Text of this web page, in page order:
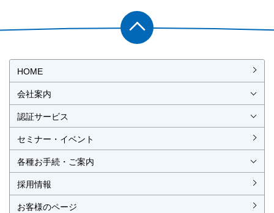
HOME
会社案内
認証サービス
ISO認証（マネジメントシステム）
ISO 9001 （品質）
ISO 14001（環境）
ISO 55001（アセット）
ISO 45001（労働安全衛生）
ISO 27001（情報セキュリティ）
MSAの審査認証
ISOとは？
JIS製品認証
JIS製品認証の手続き
認証リスト
セミナー・イベント
各種お手続・ご案内
採用情報
お客様のページ